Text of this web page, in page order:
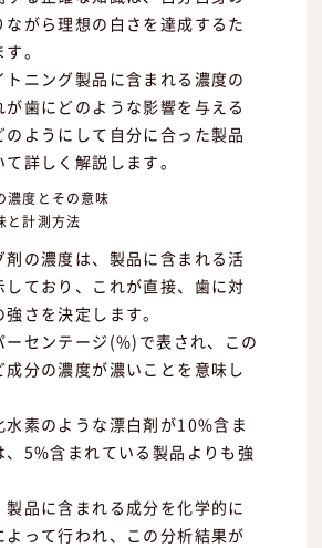
がら理想の白さを達成するた
。
ニング製品に含まれる濃度の
歯にどのような影響を与える
のようにして自分に合った製品
詳しく解説します。
濃度とその意味
と計測方法
剤の濃度は、製品に含まれる活
ており、これが直接、歯に対
さを決定します。
ーセンテージ(%)で表され、この
分の濃度が濃いことを意味し
水素のような漂白剤が10%含ま
、5%含まれている製品よりも強
製品に含まれる成分を化学的に
って行われ、この分析結果が